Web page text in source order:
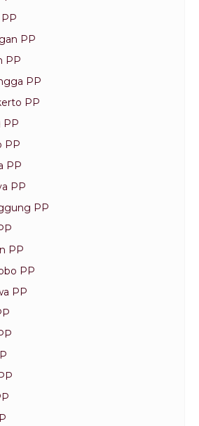
PP
PP
PP
PP
PP
PP
PP
PP
PP
PP
PP
PP